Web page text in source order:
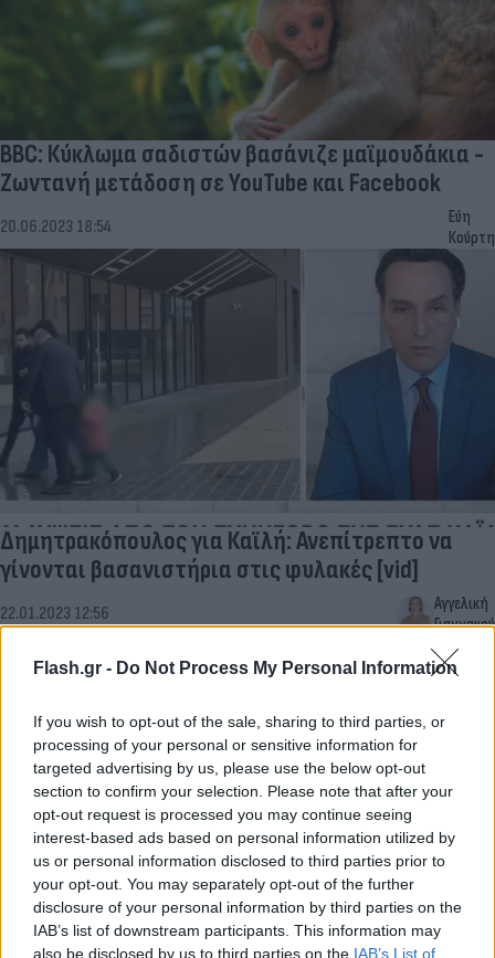
Flash.gr - Do Not Process My Personal Information
If you wish to opt-out of the sale, sharing to third parties, or
processing of your personal or sensitive information for
targeted advertising by us, please use the below opt-out
section to confirm your selection. Please note that after your
opt-out request is processed you may continue seeing
interest-based ads based on personal information utilized by
us or personal information disclosed to third parties prior to
your opt-out. You may separately opt-out of the further
disclosure of your personal information by third parties on the
IAB’s list of downstream participants. This information may
also be disclosed by us to third parties on the IAB’s List of
BBC: Κύκλωμα σαδιστών βασάνιζε μαϊμουδάκια -
Ζωντανή μετάδοση σε YouTube και Facebook
20.06.2023 18:54
Εύη
Κούρτη
Δημητρακόπουλος για Καϊλή: Ανεπίτρεπτο να
γίνονται βασανιστήρια στις φυλακές [vid]
22.01.2023 12:56
Αγγελική
Γιαννακού
Τρίκαλα: «Με έκαιγε με σταυρό» – Βασανιστήρια